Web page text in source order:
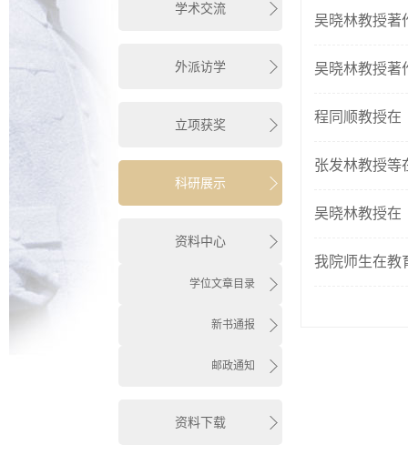
学术交流
外派访学
立项获奖
科研展示
资料中心
学位文章目录
新书通报
邮政通知
资料下载
吴晓林教授著
吴晓林教授著
程同顺教授在
张发林教授等
吴晓林教授在
我院师生在教